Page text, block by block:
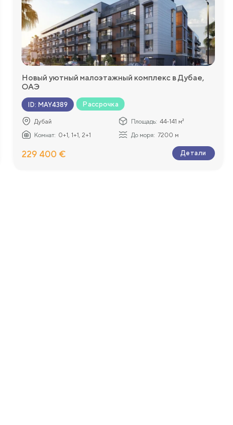
Новый уютный малоэтажный комплекс в Дубае,
ОАЭ
ID: MAY4389 Рассрочка
Дубай Площадь: 44-141 м²
Комнат: 0+1, 1+1, 2+1 До моря: 7200 м
229 400 € Детали